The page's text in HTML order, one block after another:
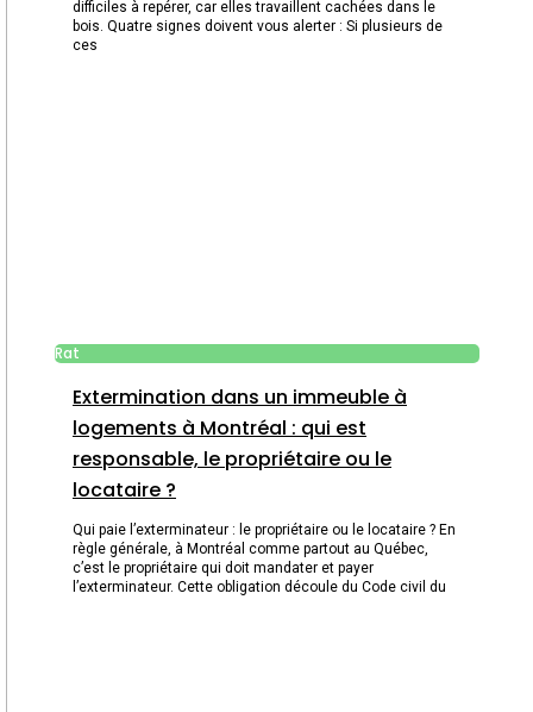
difficiles à repérer, car elles travaillent cachées dans le
bois. Quatre signes doivent vous alerter : Si plusieurs de
ces
Rat
Extermination dans un immeuble à
logements à Montréal : qui est
responsable, le propriétaire ou le
locataire ?
Qui paie l’exterminateur : le propriétaire ou le locataire ? En
règle générale, à Montréal comme partout au Québec,
c’est le propriétaire qui doit mandater et payer
l’exterminateur. Cette obligation découle du Code civil du